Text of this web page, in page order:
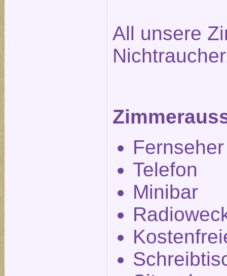
All unsere
Fernseher
Telefon
Minibar